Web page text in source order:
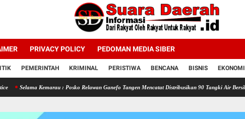
PRIVACY POLICY PEDOMAN MEDIA SIBER
PEMERINTAH KRIMINAL PERISTIWA BENCANA BISNIS EKONOMI
Kemarau : Posko Relawan Ganefo Tangen Mencatat Distribusikan 90 Tangki Air Bersih Untuk Warga